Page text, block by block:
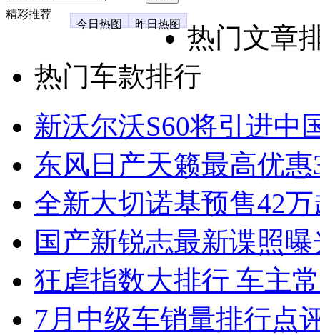
精彩推荐
今日热图
昨日热图
热门文章
热门车款排行
新沃尔沃S60将引进中
东风日产天籁最高优
全新大切诺基预售42
国产新锐志最新谍照
狂虐指数大排行 车主
7月中级车销量排行点